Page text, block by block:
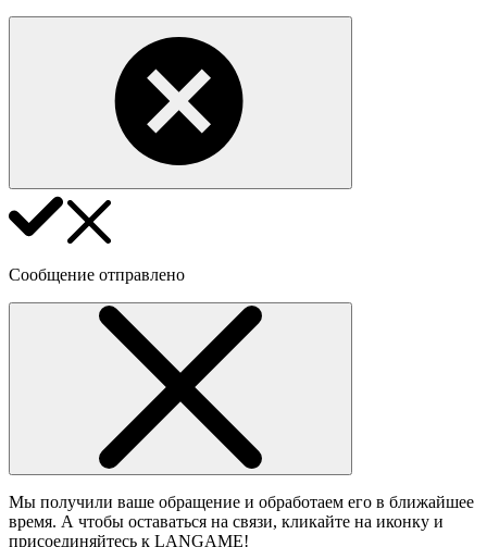
Сообщение отправлено
Мы получили ваше обращение и обработаем его в ближайшее
время. А чтобы оставаться на связи, кликайте на иконку и
присоединяйтесь к LANGAME!